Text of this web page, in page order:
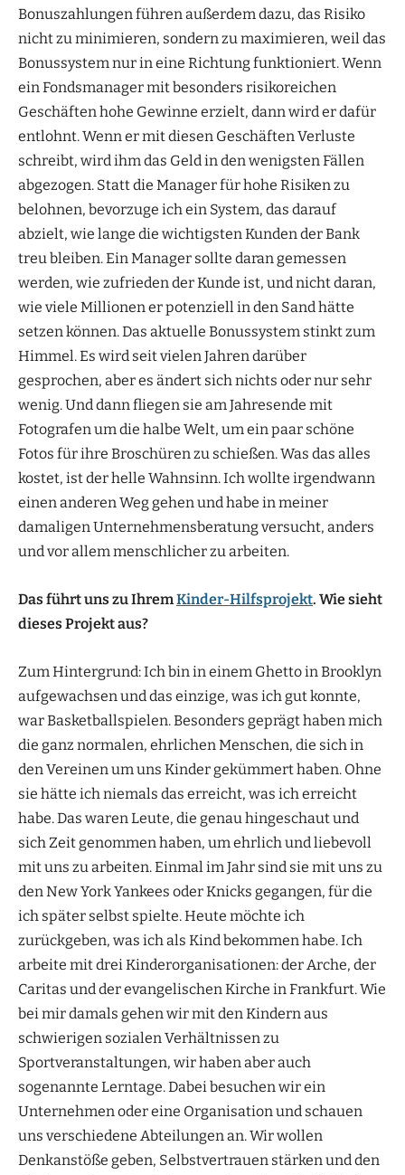
Bonuszahlungen führen außerdem dazu, das Risiko
nicht zu minimieren, sondern zu maximieren, weil das
Bonussystem nur in eine Richtung funktioniert. Wenn
ein Fondsmanager mit besonders risikoreichen
Geschäften hohe Gewinne erzielt, dann wird er dafür
entlohnt. Wenn er mit diesen Geschäften Verluste
schreibt, wird ihm das Geld in den wenigsten Fällen
abgezogen. Statt die Manager für hohe Risiken zu
belohnen, bevorzuge ich ein System, das darauf
abzielt, wie lange die wichtigsten Kunden der Bank
treu bleiben. Ein Manager sollte daran gemessen
werden, wie zufrieden der Kunde ist, und nicht daran,
wie viele Millionen er potenziell in den Sand hätte
setzen können. Das aktuelle Bonussystem stinkt zum
Himmel. Es wird seit vielen Jahren darüber
gesprochen, aber es ändert sich nichts oder nur sehr
wenig. Und dann fliegen sie am Jahresende mit
Fotografen um die halbe Welt, um ein paar schöne
Fotos für ihre Broschüren zu schießen. Was das alles
kostet, ist der helle Wahnsinn. Ich wollte irgendwann
einen anderen Weg gehen und habe in meiner
damaligen Unternehmensberatung versucht, anders
und vor allem menschlicher zu arbeiten.
Das führt uns zu IhremKinder-Hilfsprojekt. Wie sieht
dieses Projekt aus?
Zum Hintergrund: Ich bin in einem Ghetto in Brooklyn
aufgewachsen und das einzige, was ich gut konnte,
war Basketballspielen. Besonders geprägt haben mich
die ganz normalen, ehrlichen Menschen, die sich in
den Vereinen um uns Kinder gekümmert haben. Ohne
sie hätte ich niemals das erreicht, was ich erreicht
habe. Das waren Leute, die genau hingeschaut und
sich Zeit genommen haben, um ehrlich und liebevoll
mit uns zu arbeiten. Einmal im Jahr sind sie mit uns zu
den New York Yankees oder Knicks gegangen, für die
ich später selbst spielte. Heute möchte ich
zurückgeben, was ich als Kind bekommen habe. Ich
arbeite mit drei Kinderorganisationen: der Arche, der
Caritas und der evangelischen Kirche in Frankfurt. Wie
bei mir damals gehen wir mit den Kindern aus
schwierigen sozialen Verhältnissen zu
Sportveranstaltungen, wir haben aber auch
sogenannte Lerntage. Dabei besuchen wir ein
Unternehmen oder eine Organisation und schauen
uns verschiedene Abteilungen an. Wir wollen
Denkanstöße geben, Selbstvertrauen stärken und den